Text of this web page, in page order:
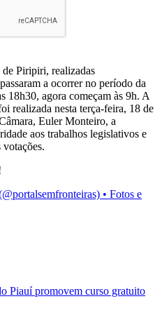
Piripiri, realizadas
a ocorrer no período da
18h30, agora começam às 9h. A
realizada nesta terça-feira, 18 de
Euler Monteiro, a
aos trabalhos legislativos e
votações.
• Fotos e
Piauí promovem curso gratuito